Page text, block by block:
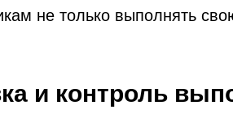
не только выполнять
и контроль